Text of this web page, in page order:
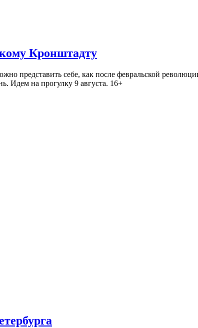
Кронштадту
себе, как после февральской
Идем на прогулку 9 августа. 16+